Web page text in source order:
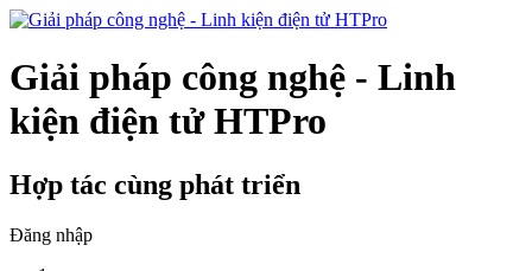
Giải pháp công nghệ - Linh
kiện điện tử HTPro
Hợp tác cùng phát triển
Đăng nhập